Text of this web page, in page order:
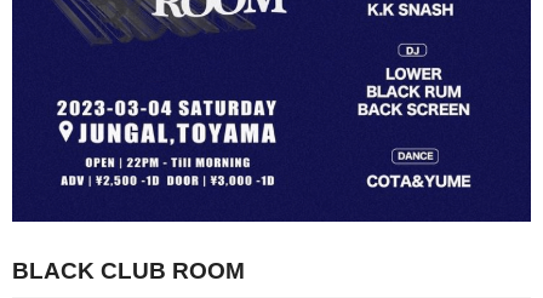
BLACK CLUB ROOM